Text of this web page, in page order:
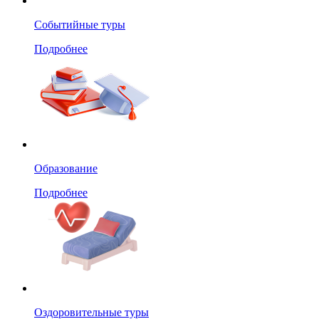
Событийные туры
Подробнее
Образование
Подробнее
Оздоровительные туры